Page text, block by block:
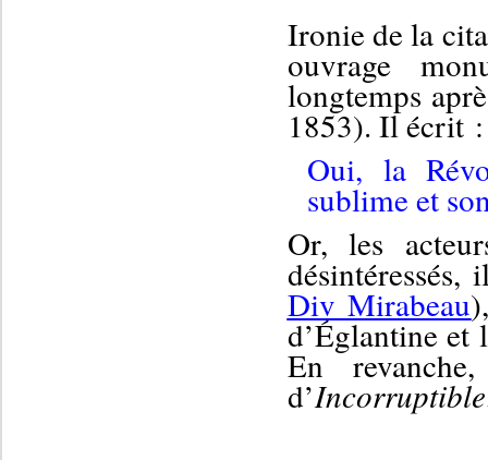
Ironie de la
ouvrage
longtemps
1853). Ilécrit :
Oui, la
sublime et
Or, les
désintéressés,
Div Mirabeau
d’Églantine et
En
d’Incorruptible